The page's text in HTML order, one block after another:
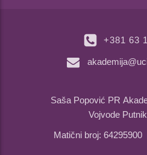
+381 63
Saša Popović PR
Vojvode
Matični broj: